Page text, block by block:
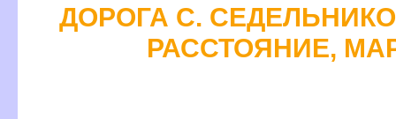
ДОРОГА С.
РАССТОЯНИЕ,